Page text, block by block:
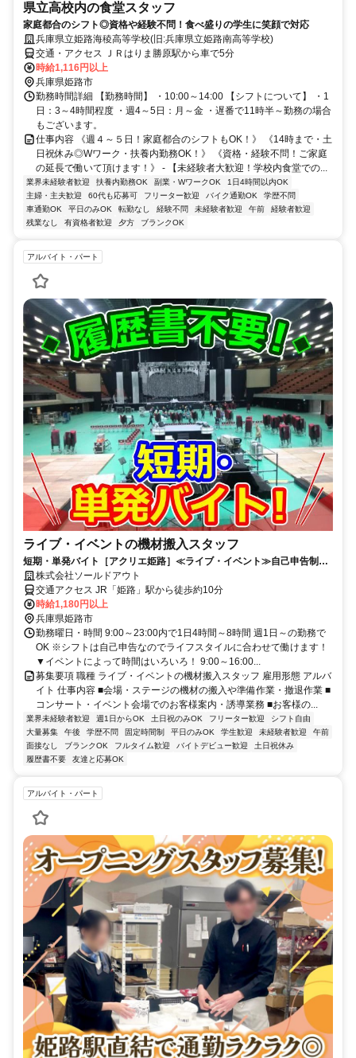
県立高校内の食堂スタッフ
家庭都合のシフト◎資格や経験不問！食べ盛りの学生に笑顔で対応
兵庫県立姫路海稜高等学校(旧:兵庫県立姫路南高等学校)
交通・アクセス ＪＲはりま勝原駅から車で5分
時給1,116円以上
兵庫県姫路市
勤務時間詳細 【勤務時間】 ・10:00～14:00 【シフトについて】 ・1
日：3～4時間程度 ・週4～5日：月～金 ・遅番で11時半～勤務の場合
もございます。
仕事内容 《週４～５日！家庭都合のシフトもOK！》 《14時まで・土
日祝休み◎Wワーク・扶養内勤務OK！》 《資格・経験不問！ご家庭
の延長で働いて頂けます！》 - 【未経験者大歓迎！学校内食堂での...
業界未経験者歓迎 扶養内勤務OK 副業・WワークOK
1日4時間以内OK
主婦・主夫歓迎
60代も応募可 フリーター歓迎 バイク通勤OK
学歴不問
車通勤OK
平日のみOK 転勤なし 経験不問 未経験者歓迎 午前
経験者歓迎
残業なし
有資格者歓迎 夕方 ブランクOK
アルバイト・パート
ライブ・イベントの機材搬入スタッフ
短期・単発バイト［アクリエ姫路］≪ライブ・イベント≫自己申告制！
週1日OK！好きな時に働く♪
株式会社ソールドアウト
交通アクセス JR「姫路」駅から徒歩約10分
時給1,180円以上
兵庫県姫路市
勤務曜日・時間 9:00～23:00内で1日4時間～8時間 週1日～の勤務で
OK ※シフトは自己申告なのでライフスタイルに合わせて働けます！
▼イベントによって時間はいろいろ！ 9:00～16:00...
募集要項 職種 ライブ・イベントの機材搬入スタッフ 雇用形態 アルバ
イト 仕事内容 ■会場・ステージの機材の搬入や準備作業・撤退作業 ■
コンサート・イベント会場でのお客様案内・誘導業務 ■お客様の...
業界未経験者歓迎 週1日からOK 土日祝のみOK フリーター歓迎
シフト自由
大量募集
午後 学歴不問 固定時間制 平日のみOK 学生歓迎 未経験者歓迎
午前
面接なし
ブランクOK フルタイム歓迎 バイトデビュー歓迎
土日祝休み
履歴書不要
友達と応募OK
アルバイト・パート